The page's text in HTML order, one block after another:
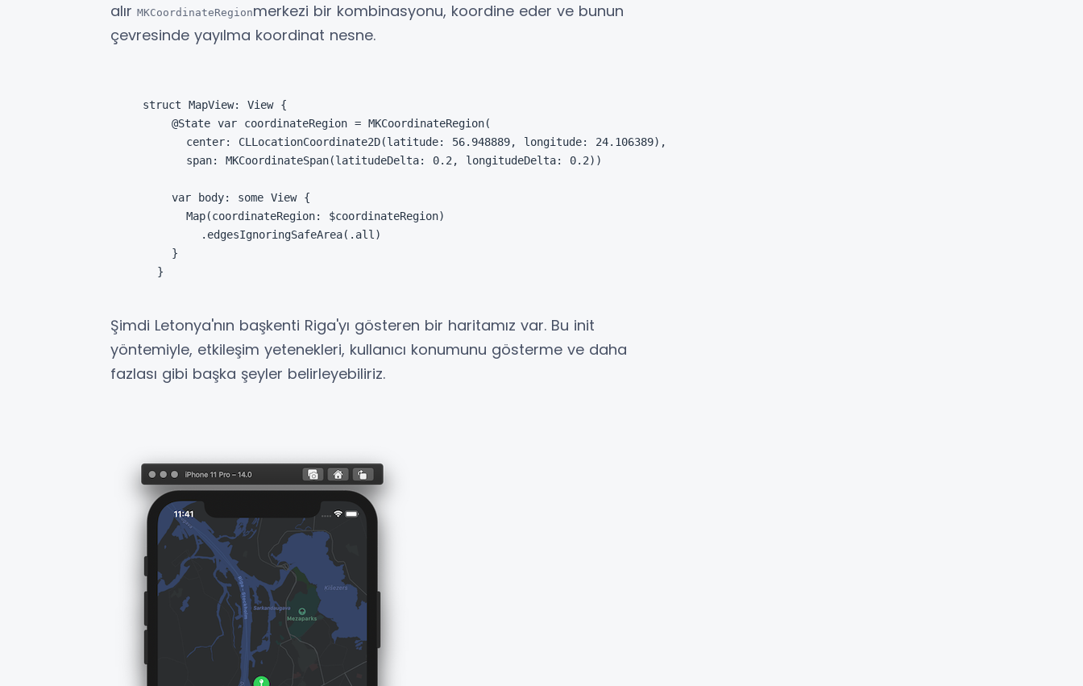
alır MKCoordinateRegionmerkezi bir kombinasyonu, koordine eder ve bunun
çevresinde yayılma koordinat nesne.
struct MapView: View {
    @State var coordinateRegion = MKCoordinateRegion(
      center: CLLocationCoordinate2D(latitude: 56.948889, longitude: 24.106389),
      span: MKCoordinateSpan(latitudeDelta: 0.2, longitudeDelta: 0.2))
    var body: some View {
      Map(coordinateRegion: $coordinateRegion)
        .edgesIgnoringSafeArea(.all)
    }
  }
Şimdi Letonya'nın başkenti Riga'yı gösteren bir haritamız var. Bu init
yöntemiyle, etkileşim yetenekleri, kullanıcı konumunu gösterme ve daha
fazlası gibi başka şeyler belirleyebiliriz.